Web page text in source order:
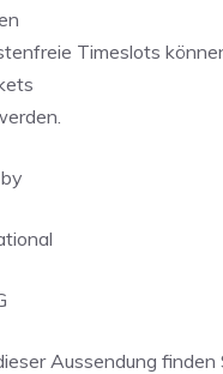
Timeslots
Aussendung finden